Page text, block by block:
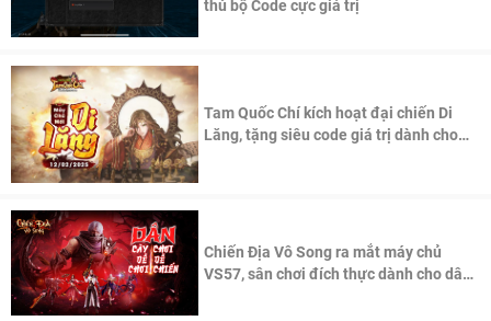
thủ bộ Code cực giá trị
Tam Quốc Chí kích hoạt đại chiến Di
Lăng, tặng siêu code giá trị dành cho
Chiến Địa Vô Song ra mắt máy chủ
VS57, sân chơi đích thực dành cho dân